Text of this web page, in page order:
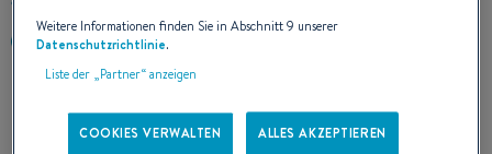
https://www.bemexboot.cz
Weitere Informationen finden Sie in Abschnitt 9 unserer
Datenschutzrichtlinie.
Liste der „Partner“ anzeigen
COOKIES VERWALTEN ALLES AKZEPTIEREN